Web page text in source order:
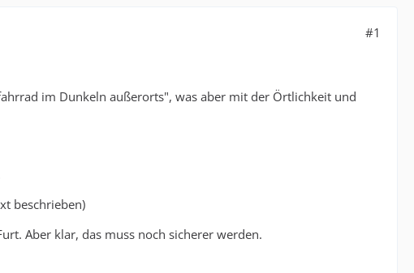
#1
im Dunkeln außerorts", was aber mit der Örtlichkeit und
beschrieben)
Aber klar, das muss noch sicherer werden.